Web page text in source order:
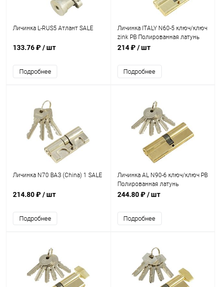
Личинка L-RUS5 Атлант SALE
133.76 ₽/ шт
Подробнее
Личинка ITALY N60-5 ключ/ключ
zink PB Полированная латунь
SALE
214 ₽/ шт
Подробнее
Личинка N70 ВАЗ (Сhina) 1 SALE
214.80 ₽/ шт
Подробнее
Личинка AL N90-6 ключ/ключ PB
Полированная латунь
244.80 ₽/ шт
Подробнее